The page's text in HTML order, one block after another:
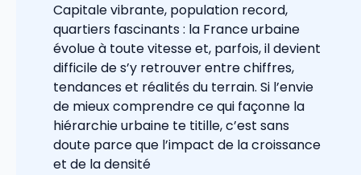
Capitale vibrante, population record,
quartiers fascinants : la France urbaine
évolue à toute vitesse et, parfois, il devient
difficile de s’y retrouver entre chiffres,
tendances et réalités du terrain. Si l’envie
de mieux comprendre ce qui façonne la
hiérarchie urbaine te titille, c’est sans
doute parce que l’impact de la croissance
et de la densité